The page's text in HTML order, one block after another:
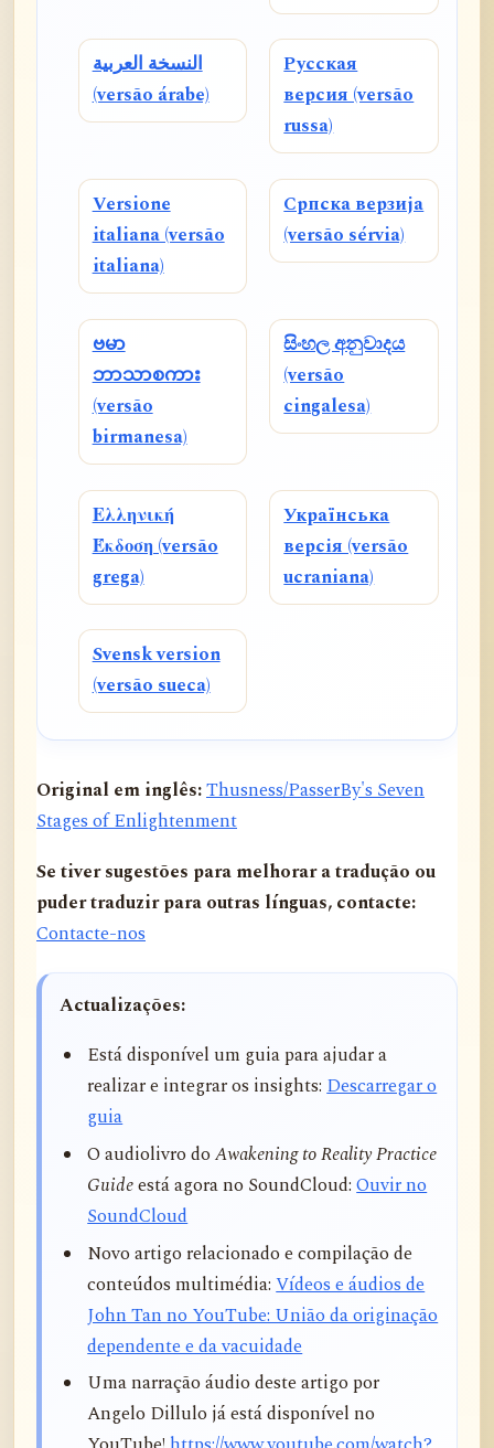
النسخة العربية
(versão árabe)
Русская
версия (versão
russa)
Versione
italiana (versão
italiana)
Српска верзија
(versão sérvia)
ဗမာ
ဘာသာစကား
(versão
birmanesa)
සිංහල අනුවාදය
(versão
cingalesa)
Ελληνική
Έκδοση (versão
grega)
Українська
версія (versão
ucraniana)
Svensk version
(versão sueca)
Original em inglês:Thusness/PasserBy's Seven
Stages of Enlightenment
Se tiver sugestões para melhorar a tradução ou
puder traduzir para outras línguas, contacte:
Contacte-nos
Actualizações:
Está disponível um guia para ajudar a
realizar e integrar os insights:Descarregar o
guia
O audiolivro doAwakening to Reality Practice
Guideestá agora no SoundCloud:Ouvir no
SoundCloud
Novo artigo relacionado e compilação de
conteúdos multimédia:Vídeos e áudios de
John Tan no YouTube: União da originação
dependente e da vacuidade
Uma narração áudio deste artigo por
Angelo Dillulo já está disponível no